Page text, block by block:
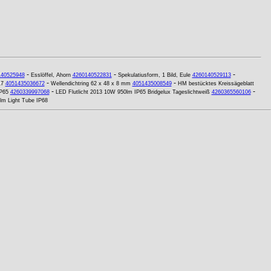
- Esslöffel, Ahorn 4260140522831- Spekulatiusform, 1 Bild, Eule 4260140529113-
4051435036672- Wellendichtring 62 x 48 x 8 mm 4051435008549- HM bestücktes Kreissägeblatt
4260339997068- LED Flutlicht 2013 10W 950lm IP65 Bridgelux Tageslichtweiß 4260365560106-
Light Tube IP68